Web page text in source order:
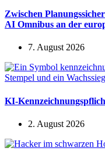
Zwischen
AI Omnibus an der
7. August 2026
KI-
2. August 2026